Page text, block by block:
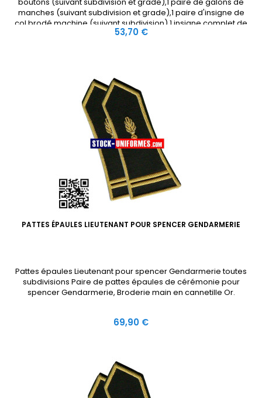
manches (suivant subdivision et grade),1 paire d'insigne de
col brodé machine (suivant subdivision),1 insigne complet de
votre région (suivant subdivision et région).
Prix
53,70 €
PATTES ÉPAULES LIEUTENANT POUR SPENCER GENDARMERIE
Pattes épaules Lieutenant pour spencer Gendarmerie toutes
subdivisions Paire de pattes épaules de cérémonie pour
spencer Gendarmerie, Broderie main en cannetille Or.
Prix
69,90 €